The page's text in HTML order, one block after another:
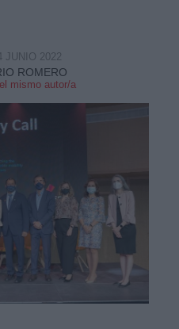
ROMERO
mismo autor/a
JUNIO 2022